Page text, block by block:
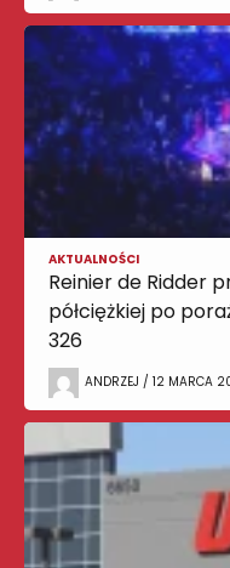
AKTUALNOŚCI
Reinier de Ridder
półciężkiej po
326
ANDRZEJ / 12 MARCA